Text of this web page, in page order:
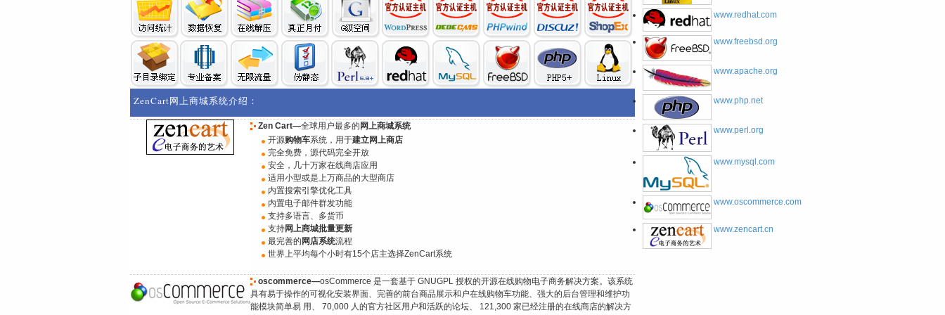
ZenCart网上商城系统介绍：
Zen Cart—全球用户最多的 网上商城系统
开源购物车系统，用于建立网上商店
完全免费，源代码完全开放
安全，几十万家在线商店应用
适用小型或是上万商品的大型商店
内置搜索引擎优化工具
内置电子邮件群发功能
支持多语言、多货币
支持网上商城批量更新
最完善的 网店系统流程
世界上平均每个小时有15个店主选择ZenCart系统
oscommerce—osCommerce 是一套基于 GNUGPL 授权的开源在线购物电子商务解决方案。该系统
具有易于操作的可视化安装界面、完善的前台商品展示和户在线购物车功能、强大的后台管理和维护功
能模块简单易 用、 70,000 人的官方社区用户和活跃的论坛、 121,300 家已经注册的在线商店的解决方
www.redhat.com
www.freebsd.org
www.apache.org
www.php.net
www.perl.org
www.mysql.com
www.oscommerce.com
www.zencart.cn